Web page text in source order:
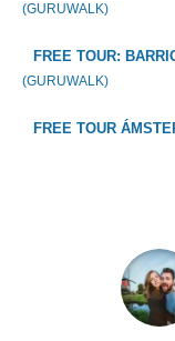
(GURUWALK)
FREE TOUR:
(GURUWALK)
FREE TOUR